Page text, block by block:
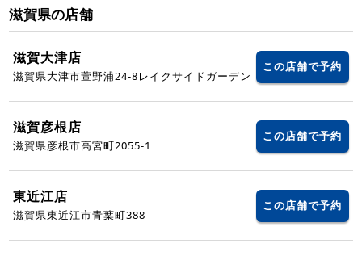
滋賀県の店舗
滋賀大津店
滋賀県大津市萱野浦24-8レイクサイドガーデン
この店舗で予約
滋賀彦根店
滋賀県彦根市高宮町2055-1
この店舗で予約
東近江店
滋賀県東近江市青葉町388
この店舗で予約